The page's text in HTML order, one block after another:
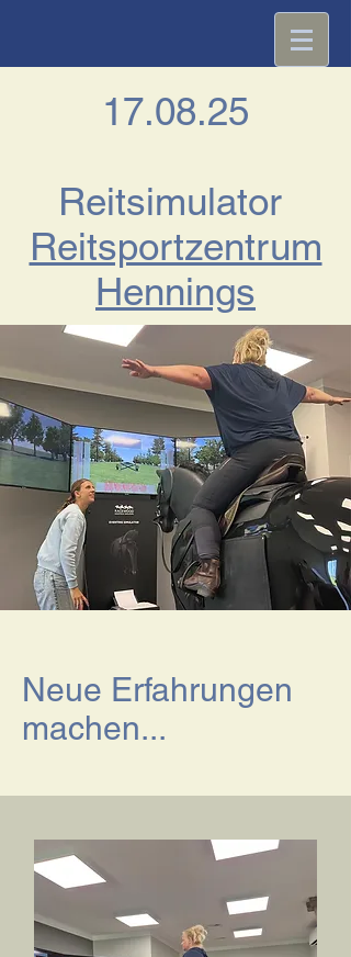
17.08.25
Reitsimulator
​Reitsportzentrum
Hennings
Neue Erfahrungen
machen...